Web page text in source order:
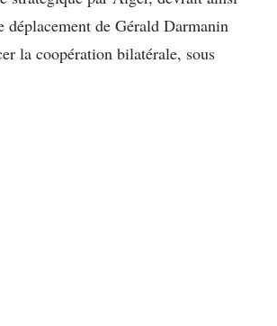
de Gérald Darmanin
la coopération bilatérale, sous